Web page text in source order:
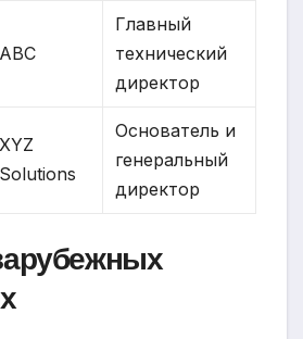
ABC
Главный
технический
директор
XYZ
Solutions
Основатель и
генеральный
директор